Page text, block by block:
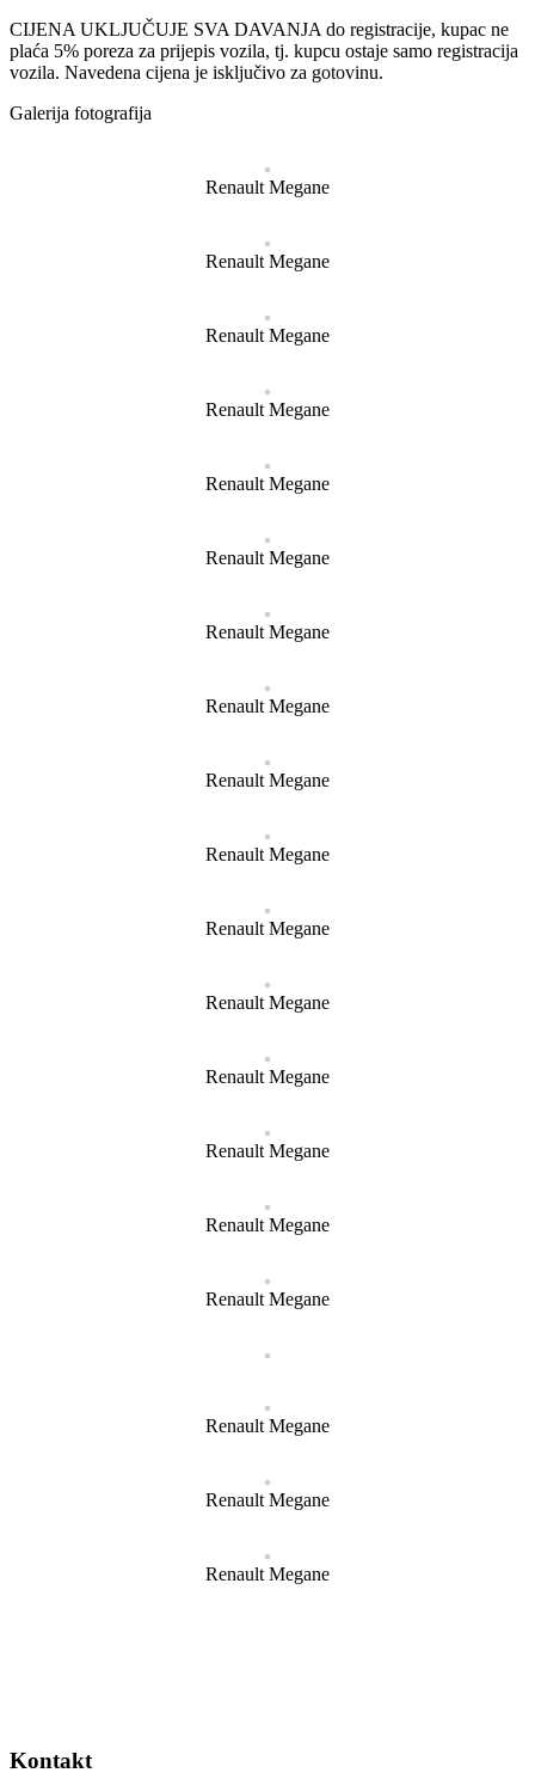
CIJENA UKLJUČUJE SVA DAVANJA do registracije, kupac ne
plaća 5% poreza za prijepis vozila, tj. kupcu ostaje samo registracija
vozila. Navedena cijena je isključivo za gotovinu.
Galerija fotografija
Renault Megane
Renault Megane
Renault Megane
Renault Megane
Renault Megane
Renault Megane
Renault Megane
Renault Megane
Renault Megane
Renault Megane
Renault Megane
Renault Megane
Renault Megane
Renault Megane
Renault Megane
Renault Megane
Renault Megane
Renault Megane
Renault Megane
Kontakt